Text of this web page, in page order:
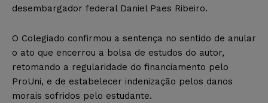
desembargador federal Daniel Paes Ribeiro.
O Colegiado confirmou a sentença no sentido de anular
o ato que encerrou a bolsa de estudos do autor,
retomando a regularidade do financiamento pelo
ProUni, e de estabelecer indenização pelos danos
morais sofridos pelo estudante.